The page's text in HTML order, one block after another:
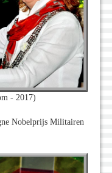
- 2017)
Nobelprijs Militairen